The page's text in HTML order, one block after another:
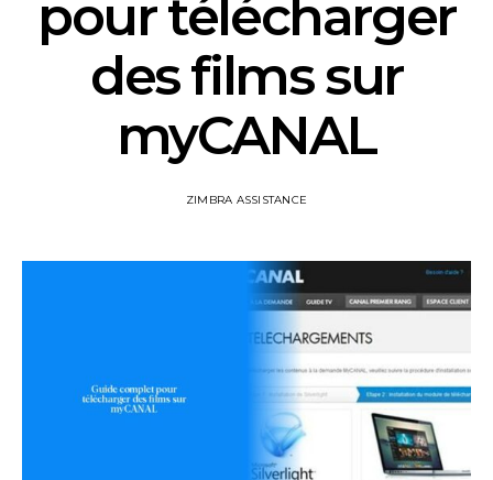
pour télécharger
des films sur
myCANAL
ZIMBRA ASSISTANCE